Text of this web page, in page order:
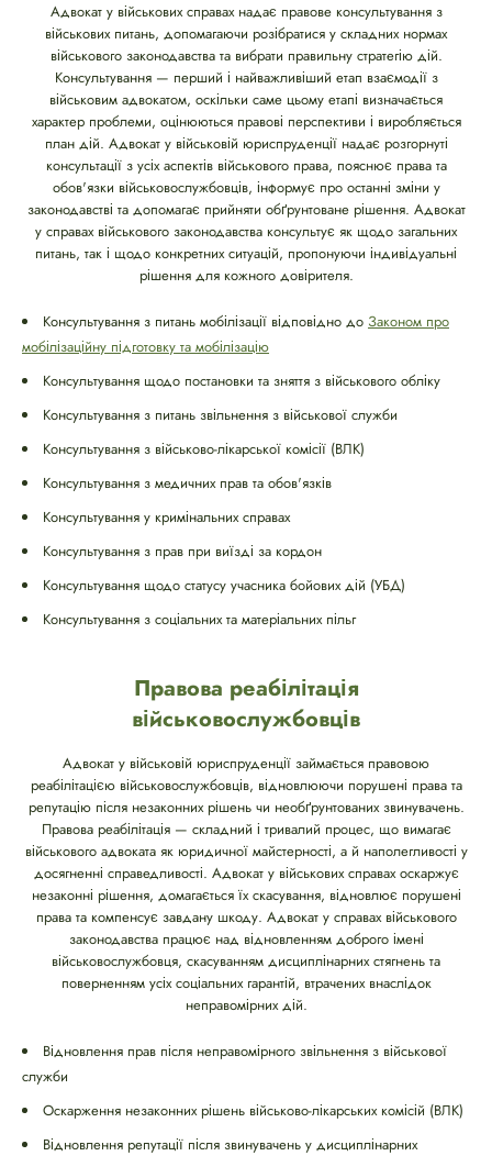
Адвокат у військових справах надає правове консультування з
військових питань, допомагаючи розібратися у складних нормах
військового законодавства та вибрати правильну стратегію дій.
Консультування — перший і найважливіший етап взаємодії з
військовим адвокатом, оскільки саме цьому етапі визначається
характер проблеми, оцінюються правові перспективи і виробляється
план дій. Адвокат у військовій юриспруденції надає розгорнуті
консультації з усіх аспектів військового права, пояснює права та
обов'язки військовослужбовців, інформує про останні зміни у
законодавстві та допомагає прийняти обґрунтоване рішення. Адвокат
у справах військового законодавства консультує як щодо загальних
питань, так і щодо конкретних ситуацій, пропонуючи індивідуальні
рішення для кожного довірителя.
Консультування з питань мобілізації відповідно до Законом про
мобілізаційну підготовку та мобілізацію
Консультування щодо постановки та зняття з військового обліку
Консультування з питань звільнення з військової служби
Консультування з військово-лікарської комісії (ВЛК)
Консультування з медичних прав та обов'язків
Консультування у кримінальних справах
Консультування з прав при виїзді за кордон
Консультування щодо статусу учасника бойових дій (УБД)
Консультування з соціальних та матеріальних пільг
Правова реабілітація
військовослужбовців
Адвокат у військовій юриспруденції займається правовою
реабілітацією військовослужбовців, відновлюючи порушені права та
репутацію після незаконних рішень чи необґрунтованих звинувачень.
Правова реабілітація — складний і тривалий процес, що вимагає
військового адвоката як юридичної майстерності, а й наполегливості у
досягненні справедливості. Адвокат у військових справах оскаржує
незаконні рішення, домагається їх скасування, відновлює порушені
права та компенсує завдану шкоду. Адвокат у справах військового
законодавства працює над відновленням доброго імені
військовослужбовця, скасуванням дисциплінарних стягнень та
поверненням усіх соціальних гарантій, втрачених внаслідок
неправомірних дій.
Відновлення прав після неправомірного звільнення з військової
служби
Оскарження незаконних рішень військово-лікарських комісій (ВЛК)
Відновлення репутації після звинувачень у дисциплінарних